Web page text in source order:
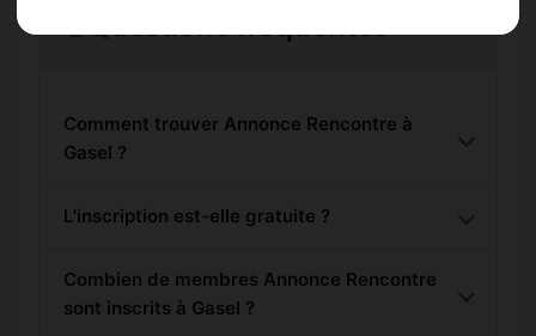
Questions fréquentes
Comment trouver Annonce Rencontre à
Gasel ?
L'inscription est-elle gratuite ?
Combien de membres Annonce Rencontre
sont inscrits à Gasel ?